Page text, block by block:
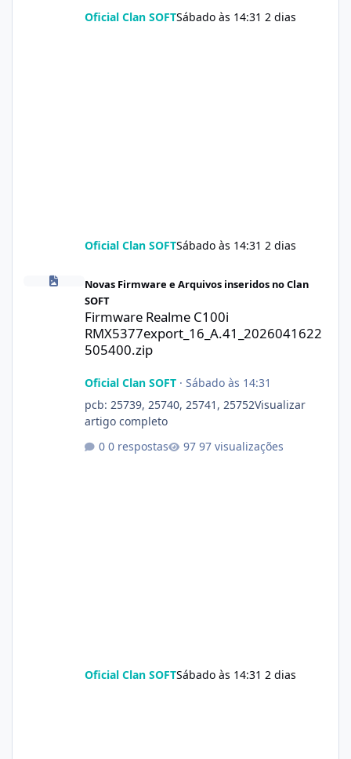
Oficial Clan SOFTSábado às 14:31 2 dias
Oficial Clan SOFTSábado às 14:31 2 dias
Firmware Realme C100i
Novas Firmware e Arquivos inseridos no Clan
SOFT
Firmware Realme C100i
RMX5377export_16_A.41_2026041622
505400.zip
Oficial Clan SOFT· Sábado às 14:31
pcb: 25739, 25740, 25741, 25752Visualizar
artigo completo
0 respostas
97 visualizações
Oficial Clan SOFTSábado às 14:31 2 dias